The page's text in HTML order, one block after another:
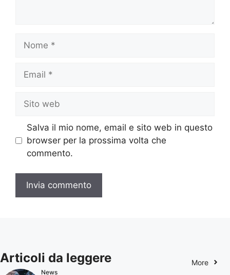
Nome
Email
Sito
web
Salva il mio nome, email e sito web in questo
browser per la prossima volta che
commento.
Articoli da leggere More
News